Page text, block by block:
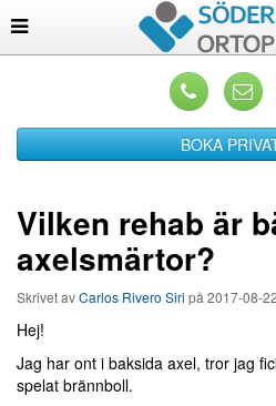
BOKA
Vilken rehab är
axelsmärtor?
Skrivet avCarlos Rivero Siri på 2017-08-22
Hej!
Jag har ont i baksida axel, tror jag
spelat brännboll.